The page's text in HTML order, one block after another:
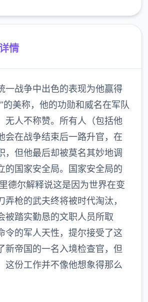
情
一战争中出色的表现为他赢得
的美称，他的功勋和威名在军队
无人不称赞。所有人（包括他
会在战争结束后一路升官，在
，但他最后却被莫名其妙地调
的国家安全局。国家安全局的
德尔解释说这是因为世界在变
弄枪的武夫终将被时代淘汰，
被踏实勤恳的文职人员所取
令的军人天性，提尔接受了这
新帝国的一名入境检查官，但
这份工作并不像他想象得那么